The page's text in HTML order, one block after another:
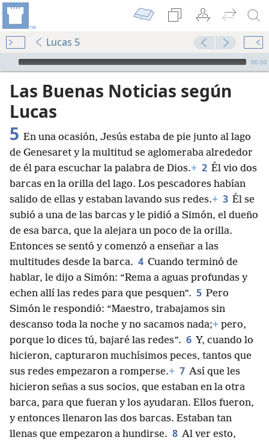
Lucas 5
Audio Player
00:00
Las Buenas Noticias según
Lucas
5 En una ocasión, Jesús estaba de pie junto al lago
de Genesaret y la multitud se aglomeraba alrededor
de él para escuchar la palabra de Dios.+ 2 Él vio dos
barcas en la orilla del lago. Los pescadores habían
salido de ellas y estaban lavando sus redes.+ 3 Él se
subió a una de las barcas y le pidió a Simón, el dueño
de esa barca, que la alejara un poco de la orilla.
Entonces se sentó y comenzó a enseñar a las
multitudes desde la barca. 4 Cuando terminó de
hablar, le dijo a Simón: “Rema a aguas profundas y
echen allí las redes para que pesquen”. 5 Pero
Simón le respondió: “Maestro, trabajamos sin
descanso toda la noche y no sacamos nada;+ pero,
porque lo dices tú, bajaré las redes”. 6 Y, cuando lo
hicieron, capturaron muchísimos peces, tantos que
sus redes empezaron a romperse.+ 7 Así que les
hicieron señas a sus socios, que estaban en la otra
barca, para que fueran y los ayudaran. Ellos fueron,
y entonces llenaron las dos barcas. Estaban tan
llenas que empezaron a hundirse. 8 Al ver esto,